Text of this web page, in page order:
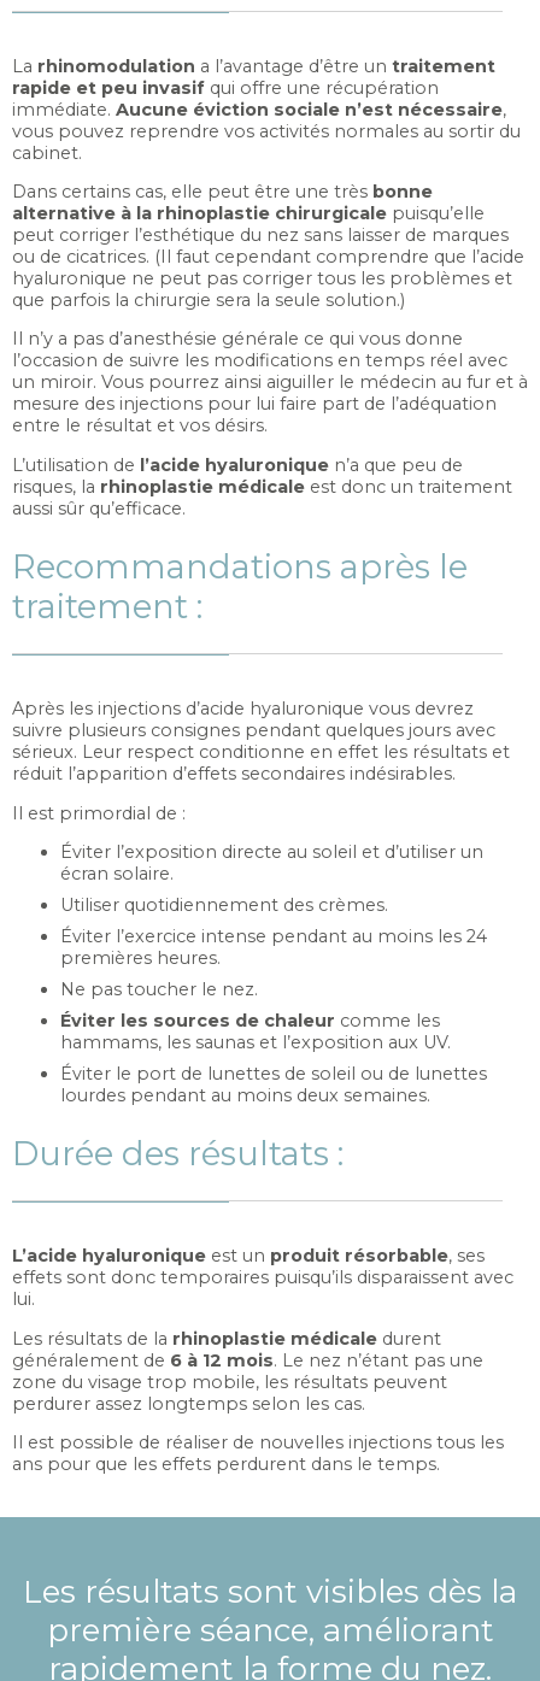
La rhinomodulation a l’avantage d’être un traitement
rapide et peu invasif qui offre une récupération
immédiate. Aucune éviction sociale n’est nécessaire,
vous pouvez reprendre vos activités normales au sortir du
cabinet.
Dans certains cas, elle peut être une très bonne
alternative à la rhinoplastie chirurgicale puisqu’elle
peut corriger l’esthétique du nez sans laisser de marques
ou de cicatrices. (Il faut cependant comprendre que l’acide
hyaluronique ne peut pas corriger tous les problèmes et
que parfois la chirurgie sera la seule solution.)
Il n’y a pas d’anesthésie générale ce qui vous donne
l’occasion de suivre les modifications en temps réel avec
un miroir. Vous pourrez ainsi aiguiller le médecin au fur et à
mesure des injections pour lui faire part de l’adéquation
entre le résultat et vos désirs.
L’utilisation de l’acide hyaluronique n’a que peu de
risques, la rhinoplastie médicale est donc un traitement
aussi sûr qu’efficace.
Recommandations après le
traitement :
Après les injections d’acide hyaluronique vous devrez
suivre plusieurs consignes pendant quelques jours avec
sérieux. Leur respect conditionne en effet les résultats et
réduit l’apparition d’effets secondaires indésirables.
Il est primordial de :
Éviter l’exposition directe au soleil et d’utiliser un
écran solaire.
Utiliser quotidiennement des crèmes.
Éviter l’exercice intense pendant au moins les 24
premières heures.
Ne pas toucher le nez.
Éviter les sources de chaleur comme les
hammams, les saunas et l’exposition aux UV.
Éviter le port de lunettes de soleil ou de lunettes
lourdes pendant au moins deux semaines.
Durée des résultats :
L’acide hyaluronique est un produit résorbable, ses
effets sont donc temporaires puisqu’ils disparaissent avec
lui.
Les résultats de la rhinoplastie médicale durent
généralement de 6 à 12 mois. Le nez n’étant pas une
zone du visage trop mobile, les résultats peuvent
perdurer assez longtemps selon les cas.
Il est possible de réaliser de nouvelles injections tous les
ans pour que les effets perdurent dans le temps.
Les résultats sont visibles dès la
première séance, améliorant
rapidement la forme du nez.